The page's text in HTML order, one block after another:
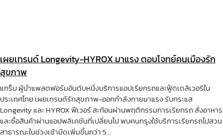
เผยเทรนด์ Longevity-HYROX มาแรง ตอบโจทย์คนเมืองรัก
สุขภาพ
แกร็บ ผู้นำแพลตฟอร์มอันดับหนึ่งบริการแอปเรียกรถและฟู้ดเดลิเวอรีใน
ประเทศไทย เผยเทรนด์รักสุขภาพ-ออกกำลังกายมาแรง รับกระแส
Longevity และ HYROX ฟีเวอร์ สะท้อนผ่านพฤติกรรมการเรียกรถ สั่งอาหาร
และซื้อสินค้าผ่านแอปพลิเคชันที่เปลี่ยนไป พบคนกรุงใช้บริการเรียกรถไปสวน
สาธารณะในช่วงเช้ามืดเพิ่มขึ้นกว่า 5...